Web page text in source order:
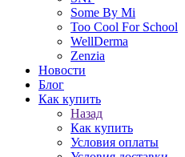
Some By Mi
Too Cool For School
WellDerma
Zenzia
Новости
Блог
Как купить
Назад
Как купить
Условия оплаты